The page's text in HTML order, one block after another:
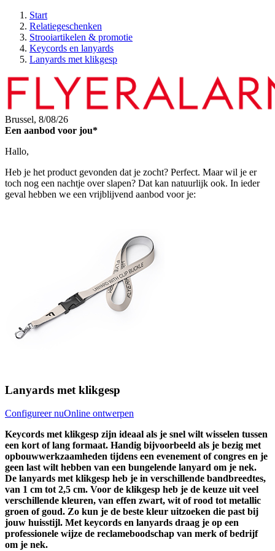
Start
Relatiegeschenken
Strooiartikelen & promotie
Keycords en lanyards
Lanyards met klikgesp
Brussel, 8/08/26
Een aanbod voor jou*
Hallo,
Heb je het product gevonden dat je zocht? Perfect. Maar wil je er
toch nog een nachtje over slapen? Dat kan natuurlijk ook. In ieder
geval hebben we een vrijblijvend aanbod voor je:
Lanyards met klikgesp
Configureer nuOnline ontwerpen
Keycords met klikgesp zijn ideaal als je snel wilt wisselen tussen
een kort of lang formaat. Handig bijvoorbeeld als je bezig met
opbouwwerkzaamheden tijdens een evenement of congres en je
geen last wilt hebben van een bungelende lanyard om je nek.
De lanyards met klikgesp heb je in verschillende bandbreedtes,
van 1 cm tot 2,5 cm. Voor de klikgesp heb je de keuze uit veel
verschillende kleuren, van effen zwart, wit of rood tot metallic
groen of goud. Zo kun je de beste kleur uitzoeken die past bij
jouw huisstijl. Met keycords en lanyards draag je op een
professionele wijze de reclameboodschap van merk of bedrijf
om je nek.